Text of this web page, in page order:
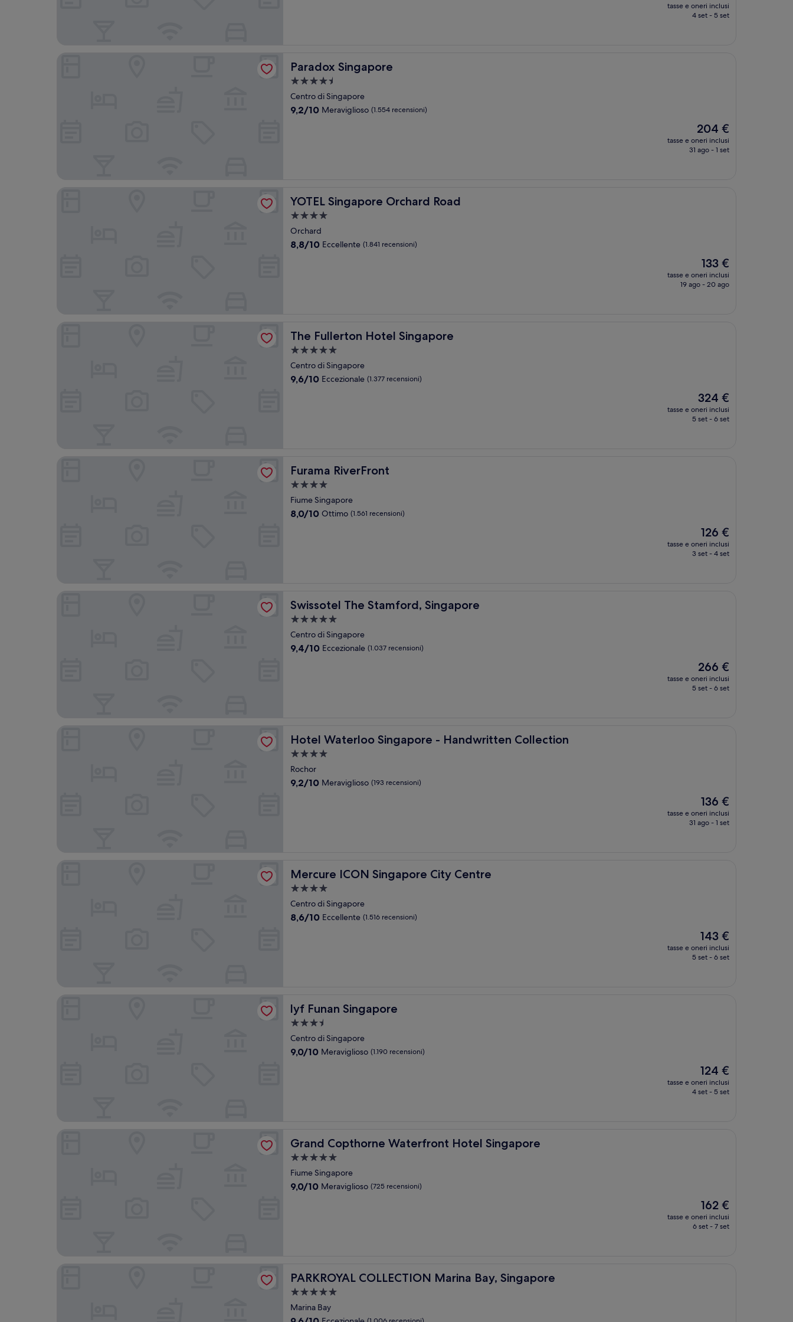
prezzo
attuale
tasse e oneri inclusi
4 set - 5 set
Paradox Singapore
Paradox Singapore
Struttura
a
4.5
Centro di Singapore
9.2
9,2/10 Meraviglioso (1.554 recensioni)
Il
prezzo
attuale
204 €
tasse e oneri inclusi
31 ago - 1 set
YOTEL Singapore Orchard Road
YOTEL Singapore Orchard Road
Struttura
a
4.0
Orchard
8.8
8,8/10 Eccellente (1.841 recensioni)
Il
prezzo
attuale
133 €
tasse e oneri inclusi
19 ago - 20 ago
The Fullerton Hotel Singapore
The Fullerton Hotel Singapore
Struttura
a
5.0
Centro di Singapore
9.6
9,6/10 Eccezionale (1.377 recensioni)
Il
prezzo
attuale
324 €
tasse e oneri inclusi
5 set - 6 set
Furama RiverFront
Furama RiverFront
Struttura
a
4.0
Fiume Singapore
8.0
8,0/10 Ottimo (1.561 recensioni)
Il
prezzo
attuale
126 €
tasse e oneri inclusi
3 set - 4 set
Swissotel The Stamford, Singapore
Swissotel The Stamford, Singapore
Struttura
a
5.0
Centro di Singapore
9.4
9,4/10 Eccezionale (1.037 recensioni)
Il
prezzo
attuale
266 €
tasse e oneri inclusi
5 set - 6 set
Hotel Waterloo Singapore - Handwritten Collection
Hotel Waterloo Singapore - Handwritten Collection
Struttura
a
4.0
Rochor
9.2
9,2/10 Meraviglioso (193 recensioni)
Il
prezzo
attuale
136 €
tasse e oneri inclusi
31 ago - 1 set
Hotel Waterloo Singapore - Handwritten Collection
Mercure ICON Singapore City Centre
Mercure ICON Singapore City Centre
Struttura
a
4.0
Centro di Singapore
8.6
8,6/10 Eccellente (1.516 recensioni)
Il
prezzo
attuale
143 €
tasse e oneri inclusi
5 set - 6 set
lyf Funan Singapore
lyf Funan Singapore
Struttura
a
3.5
Centro di Singapore
9.0
9,0/10 Meraviglioso (1.190 recensioni)
Il
prezzo
attuale
124 €
tasse e oneri inclusi
4 set - 5 set
Grand Copthorne Waterfront Hotel Singapore
Grand Copthorne Waterfront Hotel Singapore
Struttura
a
5.0
Fiume Singapore
9.0
9,0/10 Meraviglioso (725 recensioni)
Il
prezzo
attuale
162 €
tasse e oneri inclusi
6 set - 7 set
PARKROYAL COLLECTION Marina Bay, Singapore
PARKROYAL COLLECTION Marina Bay, Singapore
Struttura
a
5.0
Marina Bay
9.6
PARKROYAL COLLECTION Marina Bay, Singapore